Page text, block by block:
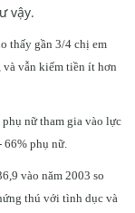
vậy.
thấy gần 3/4 chị em
và vẫn kiếm tiền ít hơn
nữ tham gia vào lực
66% phụ nữ.
vào năm 2003 so
thú với tình dục và